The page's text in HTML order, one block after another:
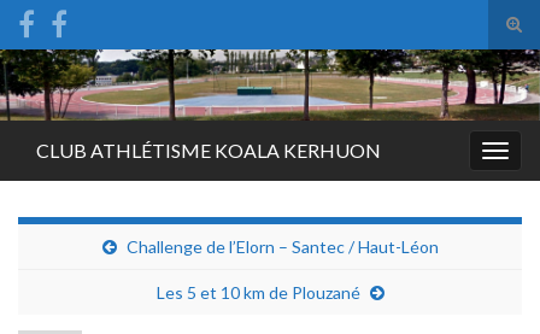
Search for:
CLUB ATHLÉTISME KOALA KERHUON
Challenge de l’Elorn – Santec / Haut-Léon
Les 5 et 10 km de Plouzané